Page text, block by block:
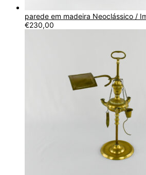
parede em madeira Neoclássico /
€230,00